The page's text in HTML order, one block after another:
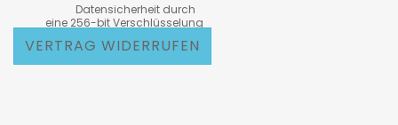
Datensicherheit durch
eine 256-bit Verschlüsselung
VERTRAG WIDERRUFEN